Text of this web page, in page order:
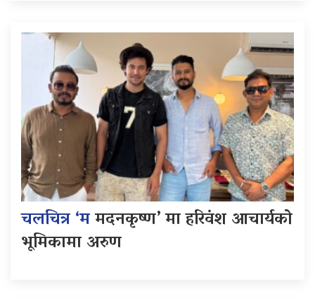
चलचित्र ‘ममदनकृष्ण’ मा हरिवंश आचार्यको
भूमिकामा अरुण